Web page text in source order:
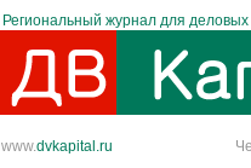
Региональный журнал для деловых
www.dvkapital.ru